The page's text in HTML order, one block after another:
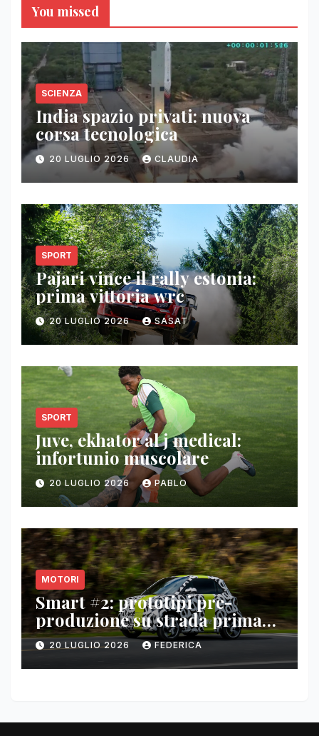
You missed
SCIENZA
India spazio privati: nuova
corsa tecnologica
20 LUGLIO 2026 CLAUDIA
SPORT
Pajari vince il rally estonia:
prima vittoria wrc
20 LUGLIO 2026 SASAT
SPORT
Juve, ekhator al j medical:
infortunio muscolare
20 LUGLIO 2026 PABLO
MOTORI
Smart #2: prototipi pre-
produzione su strada prima
del paris motor show 2026
20 LUGLIO 2026 FEDERICA